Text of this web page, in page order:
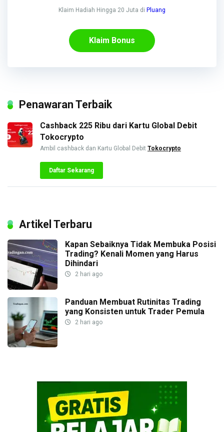
Klaim Hadiah Hingga 20 Juta di Pluang
Klaim Bonus
Penawaran Terbaik
Cashback 225 Ribu dari Kartu Global Debit
Tokocrypto
Ambil cashback dan Kartu Global Debit Tokocrypto
Daftar Sekarang
Artikel Terbaru
Kapan Sebaiknya Tidak Membuka Posisi
Trading? Kenali Momen yang Harus
Dihindari
2 hari ago
Panduan Membuat Rutinitas Trading
yang Konsisten untuk Trader Pemula
2 hari ago